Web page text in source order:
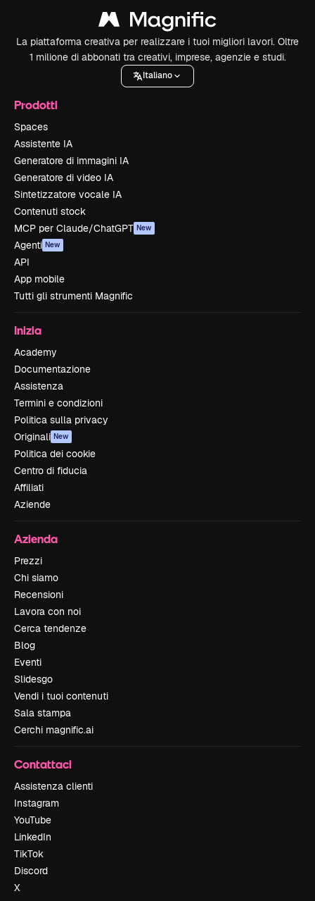
La piattaforma creativa per realizzare i tuoi migliori lavori. Oltre
1 milione di abbonati tra creativi, imprese, agenzie e studi.
Italiano
Prodotti
Spaces
Assistente IA
Generatore di immagini IA
Generatore di video IA
Sintetizzatore vocale IA
Contenuti stock
MCP per Claude/ChatGPT New
Agenti New
API
App mobile
Tutti gli strumenti Magnific
Inizia
Academy
Documentazione
Assistenza
Termini e condizioni
Politica sulla privacy
Originali New
Politica dei cookie
Centro di fiducia
Affiliati
Aziende
Azienda
Prezzi
Chi siamo
Recensioni
Lavora con noi
Cerca tendenze
Blog
Eventi
Slidesgo
Vendi i tuoi contenuti
Sala stampa
Cerchi magnific.ai
Contattaci
Assistenza clienti
Instagram
YouTube
LinkedIn
TikTok
Discord
X